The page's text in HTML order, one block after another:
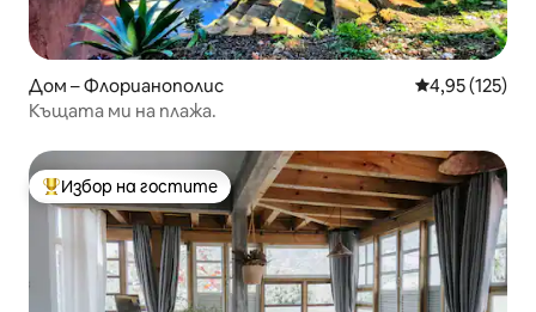
Дом – Флорианополис Средна
4,95 (125)
Къщата ми на плажа.
Най-популярен избор на гостите
Избор на гостите